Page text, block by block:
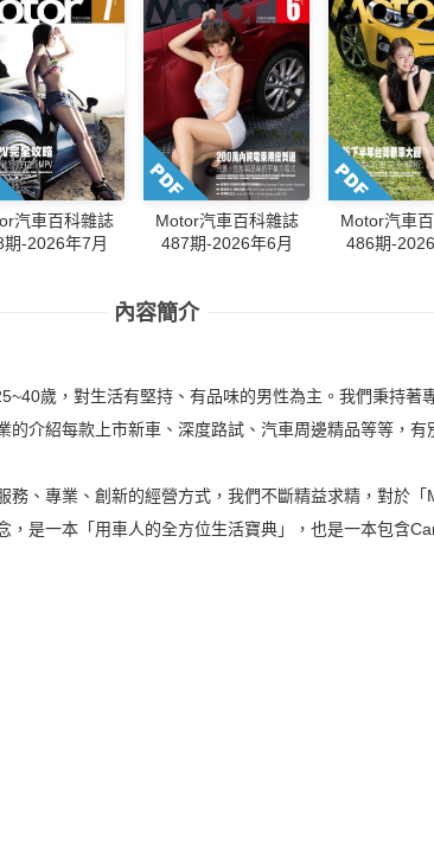
汽車百科雜誌
期-2026年7月
Motor汽車百科雜誌
487期-2026年6月
Motor汽車
486期-
內容簡介
歲，對生活有堅持、有品味的男性為主。我們秉持著
的介紹每款上市新車、深度路試、汽車周邊精品等等，有
、專業、創新的經營方式，我們不斷精益求精，對於「
，是一本「用車人的全方位生活寶典」，也是一本包含